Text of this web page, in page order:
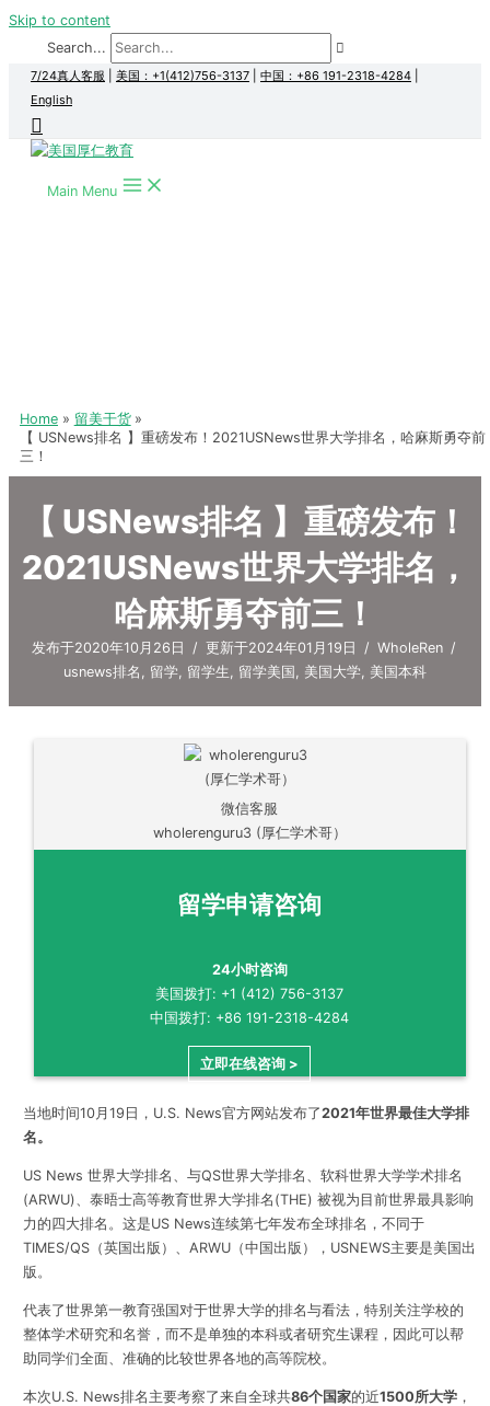
Skip to content
Search...
7/24真人客服 美国：+1(412)756-3137 中国：+86 191-2318-4284
English
Main Menu
Home
留美干货
【 USNews排名 】重磅发布！2021USNews世界大学排名，哈麻斯勇夺前
三！
【 USNews排名 】重磅发布！
2021USNews世界大学排名，
哈麻斯勇夺前三！
发布于2020年10月26日 / 更新于2024年01月19日 / WholeRen /
usnews排名 , 留学, 留学生, 留学美国 , 美国大学, 美国本科
微信客服
wholerenguru3 (厚仁学术哥）
留学申请咨询
24小时咨询
美国拨打: +1 (412) 756-3137
中国拨打: +86 191-2318-4284
立即在线咨询 >
当地时间10月19日，U.S. News官方网站发布了2021年世界最佳大学排
名。
US News 世界大学排名、与QS世界大学排名、软科世界大学学术排名
(ARWU)、泰晤士高等教育世界大学排名(THE) 被视为目前世界最具影响
力的四大排名。这是US News连续第七年发布全球排名，不同于
TIMES/QS（英国出版）、ARWU（中国出版），USNEWS主要是美国出
版。
代表了世界第一教育强国对于世界大学的排名与看法，特别关注学校的
整体学术研究和名誉，而不是单独的本科或者研究生课程，因此可以帮
助同学们全面、准确的比较世界各地的高等院校。
本次U.S. News排名主要考察了来自全球共86个国家的近1500所大学，